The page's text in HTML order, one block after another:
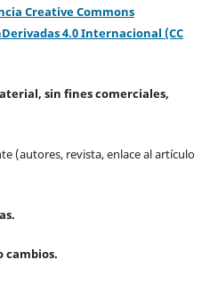
Creative Commons
4.0 Internacional (CC
sin fines comerciales,
(autores, revista, enlace al artículo
cambios.